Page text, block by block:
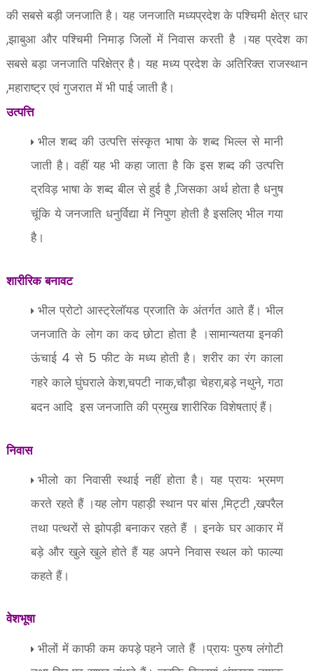
की सबसे बड़ी जनजाति है। यह जनजाति मध्यप्रदेश के पश्चिमी क्षेत्र धार
,झाबुआ और पश्चिमी निमाड़ जिलों में निवास करती है ।यह प्रदेश का
सबसे बड़ा जनजाति परिक्षेत्र है। यह मध्य प्रदेश के अतिरिक्त राजस्थान
,महाराष्ट्र एवं गुजरात में भी पाई जाती है।
उत्पत्ति
भील शब्द की उत्पत्ति संस्कृत भाषा के शब्द भिल्ल से मानी
जाती है। वहीं यह भी कहा जाता है कि इस शब्द की उत्पत्ति
द्रविड़ भाषा के शब्द बील से हुई है,जिसका अर्थ होता है धनुष
चूंकि ये जनजाति धनुर्विद्या में निपुण होती है इसलिए भील गया
है।
शारीरिक बनावट
भील प्रोटो आस्ट्रेलॉयड प्रजाति के अंतर्गत आते हैं। भील
जनजाति के लोग का कद छोटा होता है ।सामान्यतया इनकी
ऊंचाई 4 से 5 फीट के मध्य होती है। शरीर का रंग काला
गहरे काले घुंघराले केश,चपटी नाक,चौड़ा चेहरा,बड़े नथुने,गठा
बदन आदि इस जनजाति की प्रमुख शारीरिक विशेषताएं हैं।
निवास
भीलो का निवासी स्थाई नहीं होता है। यह प्रायः भ्रमण
करते रहते हैं ।यह लोग पहाड़ी स्थान पर बांस,मिट्टी,खपरैल
तथा पत्थरों से झोपड़ी बनाकर रहते हैं । इनके घर आकार में
बड़े और खुले खुले होते हैं यह अपने निवास स्थल को फाल्या
कहते हैं।
वेशभूषा
भीलों में काफी कम कपड़े पहने जाते हैं ।प्रायः पुरुष लंगोटी